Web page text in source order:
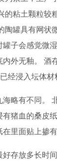
的粘土颗粒较
陶罐具有网状
罐子会感觉微
外无釉。 酒
经浸入坛体材
海略有不同。
猪血的桑皮
里面贴上掺
好存放多长时